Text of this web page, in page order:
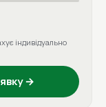
індивідуально
→